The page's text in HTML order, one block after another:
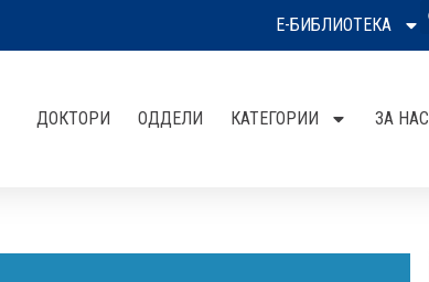
Е-БИБЛИОТЕКА
ДОКТОРИ ОДДЕЛИ КАТЕГОРИИ ЗА НАС